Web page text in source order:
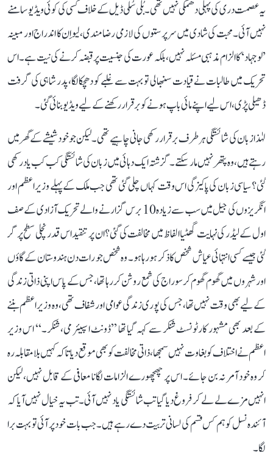
یہ عصمت دری کی پہلی دھمکی نہیں تھی۔ بُلی سُلی ڈیل کے خلاف کسی کی کوئی ویڈیو سامنے
نہیں آئی۔ محبت کی شادی میں سرپرستوں کی لازمی رضامندی، لیو اِن کا اندراج اور مبینہ
’لو جہاد‘ کا الزام مذہبی مسئلہ نہیں، بلکہ عورت کی جنسیت پر قبضہ کرنے کی نیت ہے۔ اس
تحریک میں طالبات نے قیادت سنبھالی تو بہت سے غلبے کو دھچکا لگا، پدر شاہی کی گرفت
ڈھیلی پڑی، اس لیے اپنے مائی باپ ہونے کو برقرار رکھنے کے لیے ویڈیو بنائی گئی۔
لہٰذا زبان کی شائستگی ہر طرف برقرار رکھی جانی چاہیے تھی۔ لیکن جو خود شیشے کے گھر میں
رہتے ہیں، وہ پتھر نہیں مار سکتے۔ گزشتہ ایک دہائی میں زبان کی شائستگی کب کب یاد رکھی
گئی؟ سیاسی زبان کی پاکیزگی اس وقت کہاں چلی گئی تھی جب ملک کے پہلے وزیر اعظم اور
انگریزوں کی جیل میں سب سے زیادہ 10 برس گزارنے والے تحریک آزادی کے صف
اول کے لیڈر کی نہایت گھٹیا الفاظ میں مخالفت کی گئی؟ ان پر تنقید اس قدر نچلی سطح پر گر
گئی جیسے کسی انتہائی عیاش شخص کا ذکر ہو رہا ہو۔ وہ شخص جو رات دن ہندوستان کے گاؤں
اور شہروں میں گھوم گھوم کر سوراج کی شمع روشن کر رہا تھا، جس کے پاس اپنی ذاتی زندگی
کے لیے بھی وقت نہیں تھا، جس کی پوری زندگی عوامی اور شفاف تھی، وہ وزیر اعظم بننے
کے بعد بھی مشہور کارٹونسٹ شنکر سے کہہ گیا تھا ’’ڈونٹ اسپیئر می، شنکر۔‘‘ اس وزیر
اعظم نے اختلاف کو بغاوت نہیں سمجھا، ذاتی مخالفت کو بھی موقع دیا تاکہ کہیں بلا مقابلہ رہ
کر وہ خود آمر نہ بن جائے۔ اس پر چھچھورے الزامات لگانا معافی کے قابل نہیں، لیکن
انہیں مزے لے لے کر فروغ دیا گیا تب شائستگی یاد نہیں آئی۔ تب یہ خیال نہیں آیا کہ
آئندہ نسل کو ہم کس قسم کی لسانی تربیت دے رہے ہیں۔ جب بات خود پر آئی تو بہت برا
لگا۔